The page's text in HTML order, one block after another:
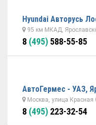
Hyundai Авторусь
95 км МКАД,
8 (495) 588-55-85
АвтоГермес - УАЗ,
Москва, улица Красная
8 (495) 223-32-54